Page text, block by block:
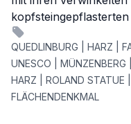
QUEDLINBURG | HARZ |
UNESCO | MÜNZENBERG
HARZ | ROLAND STATUE
FLÄCHENDENKMAL